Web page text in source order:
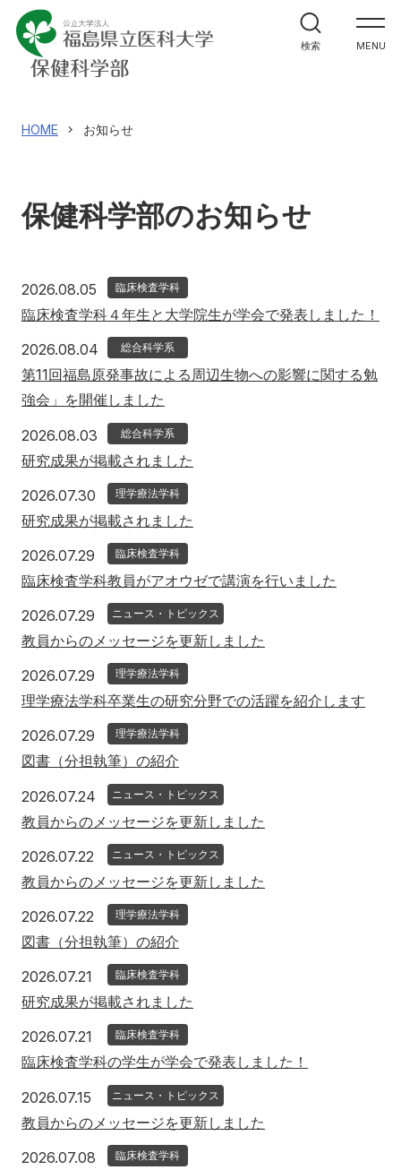
MENU
学部案内
学科紹介
大学院案内
教員メッセージ
施設紹介
入試情報
地域の方へ
入学希望の方へ 在学生の方へ
卒業生の方へ 教職員の方へ
検索
HOME お知らせ
保健科学部のお知らせ
2026.08.05 2026年8月5日
臨床検査学科
臨床検査学科４年生と大学院生が学会で発表しました！
2026.08.04 2026年8月4日
総合科学系
第11回福島原発事故による周辺生物への影響に関する勉
強会」を開催しました
2026.08.03 2026年8月3日
総合科学系
研究成果が掲載されました
2026.07.30 2026年7月30日
理学療法学科
研究成果が掲載されました
2026.07.29 2026年7月29日
臨床検査学科
臨床検査学科教員がアオウゼで講演を行いました
2026.07.29 2026年7月29日
ニュース・トピックス
教員からのメッセージを更新しました
2026.07.29 2026年7月29日
理学療法学科
理学療法学科卒業生の研究分野での活躍を紹介します
2026.07.29 2026年7月29日
理学療法学科
図書（分担執筆）の紹介
2026.07.24 2026年7月24日
ニュース・トピックス
教員からのメッセージを更新しました
2026.07.22 2026年7月22日
ニュース・トピックス
教員からのメッセージを更新しました
2026.07.22 2026年7月22日
理学療法学科
図書（分担執筆）の紹介
2026.07.21 2026年7月21日
臨床検査学科
研究成果が掲載されました
2026.07.21 2026年7月21日
臨床検査学科
臨床検査学科の学生が学会で発表しました！
2026.07.15 2026年7月15日
ニュース・トピックス
教員からのメッセージを更新しました
2026.07.08 2026年7月8日
臨床検査学科